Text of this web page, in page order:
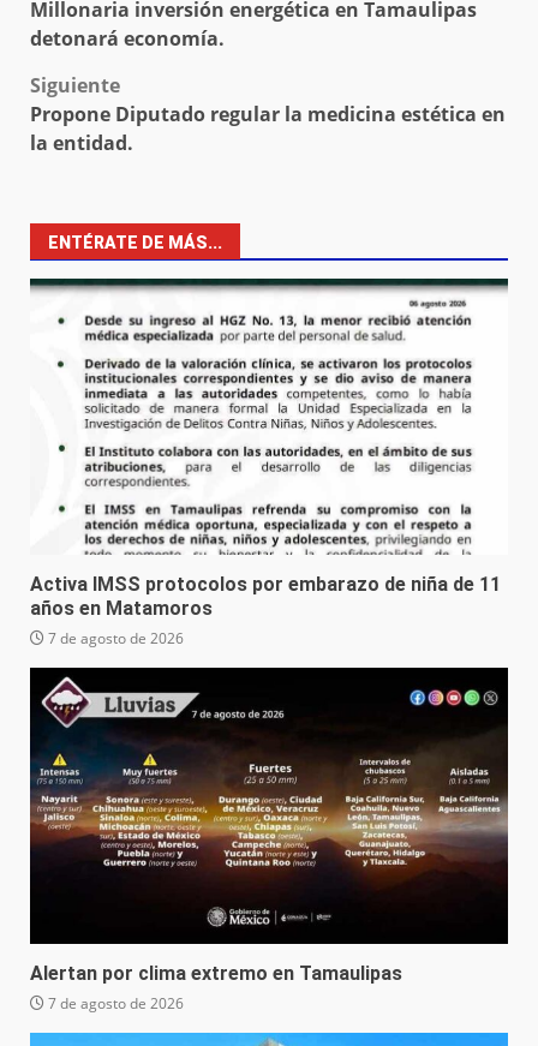
navigation
Millonaria inversión energética en Tamaulipas
detonará economía.
Siguiente
Propone Diputado regular la medicina estética en
la entidad.
ENTÉRATE DE MÁS...
Activa IMSS protocolos por embarazo de niña de 11
años en Matamoros
7 de agosto de 2026
Alertan por clima extremo en Tamaulipas
7 de agosto de 2026